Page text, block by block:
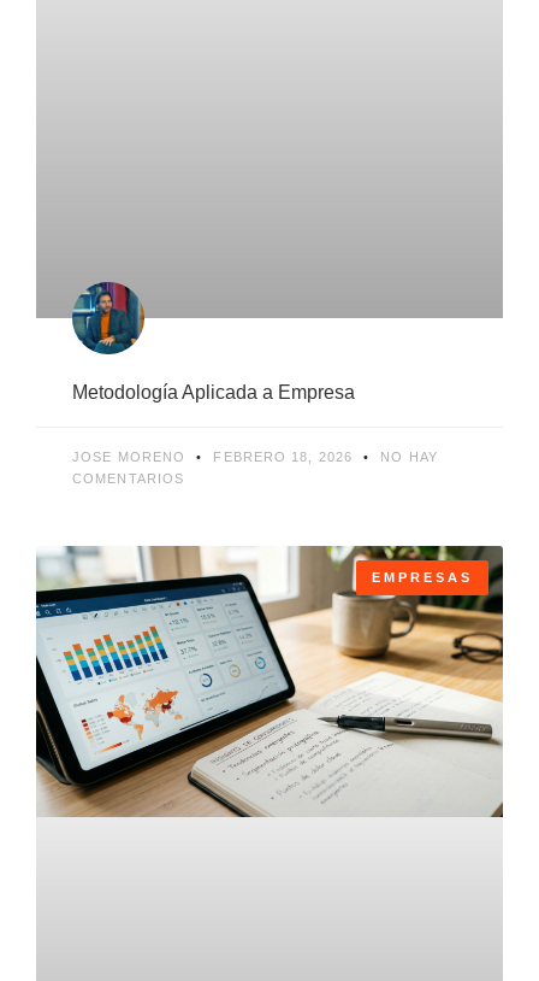
Metodología Aplicada a Empresa
JOSE MORENO FEBRERO 18, 2026
NO HAY
COMENTARIOS
EMPRESAS